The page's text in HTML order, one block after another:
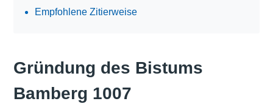
Empfohlene Zitierweise
Gründung des Bistums
Bamberg 1007